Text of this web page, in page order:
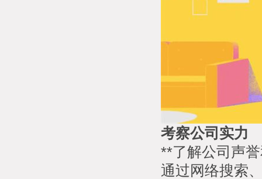
考察公司实力
**了解公司声
通过网络搜索